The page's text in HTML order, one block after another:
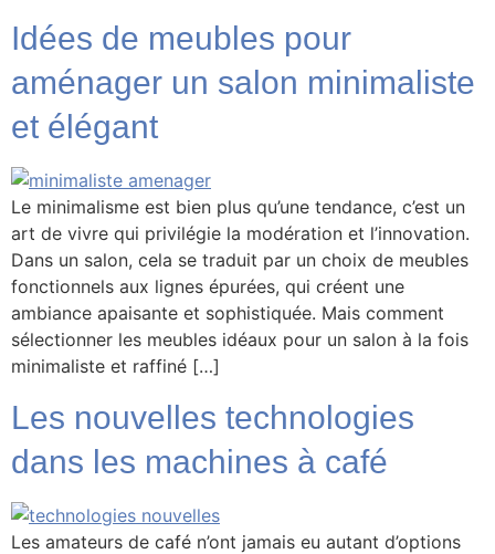
Idées de meubles pour
aménager un salon minimaliste
et élégant
Le minimalisme est bien plus qu’une tendance, c’est un
art de vivre qui privilégie la modération et l’innovation.
Dans un salon, cela se traduit par un choix de meubles
fonctionnels aux lignes épurées, qui créent une
ambiance apaisante et sophistiquée. Mais comment
sélectionner les meubles idéaux pour un salon à la fois
minimaliste et raffiné […]
Les nouvelles technologies
dans les machines à café
Les amateurs de café n’ont jamais eu autant d’options